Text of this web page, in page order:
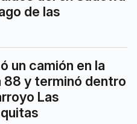
de las
un camión en la
88 y terminó dentro
Las